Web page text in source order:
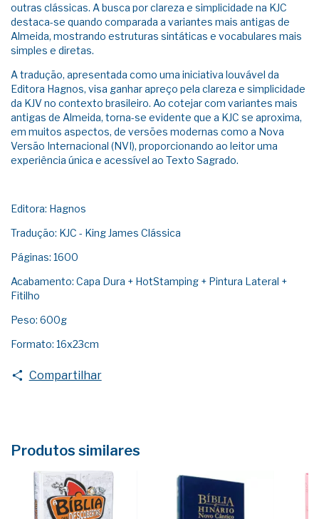
outras clássicas. A busca por clareza e simplicidade na KJC
destaca-se quando comparada a variantes mais antigas de
Almeida, mostrando estruturas sintáticas e vocabulares mais
simples e diretas.
A tradução, apresentada como uma iniciativa louvável da
Editora Hagnos, visa ganhar apreço pela clareza e simplicidade
da KJV no contexto brasileiro. Ao cotejar com variantes mais
antigas de Almeida, torna-se evidente que a KJC se aproxima,
em muitos aspectos, de versões modernas como a Nova
Versão Internacional (NVI), proporcionando ao leitor uma
experiência única e acessível ao Texto Sagrado.
Editora: Hagnos
Tradução: KJC - King James Clássica
Páginas: 1600
Acabamento: Capa Dura + HotStamping + Pintura Lateral +
Fitilho
Peso: 600g
Formato: 16x23cm
Compartilhar
Produtos similares